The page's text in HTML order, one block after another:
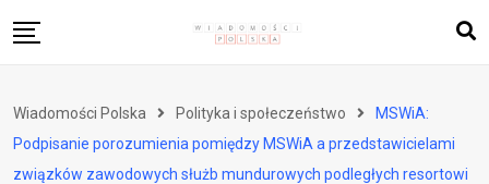
to
Zdrowie i styl życia
Polityka i społeczeństwo
Wiadomości Polska Polityka i społeczeństwo
MSWiA:
Podpisanie porozumienia pomiędzy MSWiA a przedstawicielami
związków zawodowych służb mundurowych podległych resortowi